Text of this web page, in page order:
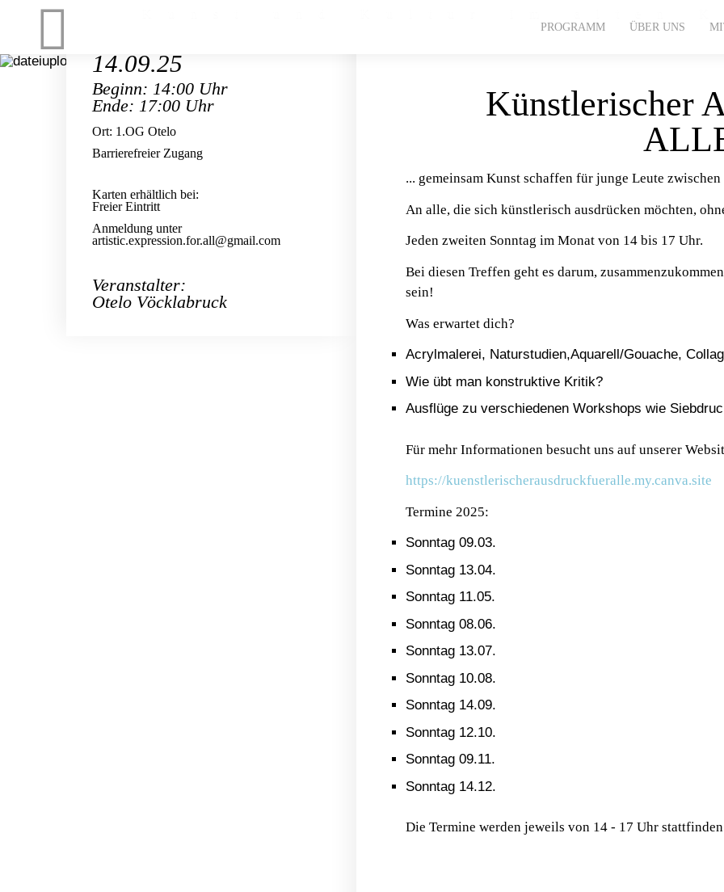
PROGRAMM ÜBER UNS
14.09.25
Beginn: 14:00 Uhr
Ende: 17:00 Uhr
Ort: 1.OG Otelo
Barrierefreier Zugang
Karten erhältlich bei:
Freier Eintritt
Anmeldung unter
artistic.expression.for.all@gmail.com
Veranstalter:
Otelo Vöcklabruck
Künstlerischer
... gemeinsam Kunst schaffen für junge Leute
An alle, die sich künstlerisch ausdrücken möchten,
Jeden zweiten Sonntag im Monat von 14 bis 17 Uhr.
Bei diesen Treffen geht es darum,
sein!
Was erwartet dich?
Acrylmalerei, Naturstudien,Aquarell/Gouache,
Wie übt man konstruktive Kritik?
Ausflüge zu verschiedenen Workshops wie
Für mehr Informationen besucht uns auf unserer
https://kuenstlerischerausdruckfueralle.my.canva.site
Termine 2025:
Sonntag 09.03.
Sonntag 13.04.
Sonntag 11.05.
Sonntag 08.06.
Sonntag 13.07.
Sonntag 10.08.
Sonntag 14.09.
Sonntag 12.10.
Sonntag 09.11.
Sonntag 14.12.
Die Termine werden jeweils von 14 - 17 Uhr